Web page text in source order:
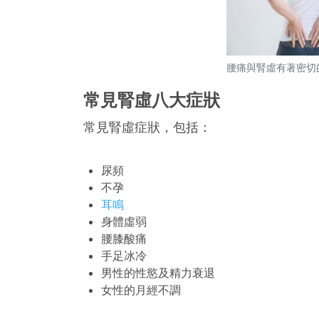
腰痛與腎虛有著密切
常見腎虛八大症狀
常見腎虛症狀，包括：
尿頻
不孕
耳鳴
身體虛弱
腰膝酸痛
手足冰冷
男性的性慾及精力衰退
女性的月經不調